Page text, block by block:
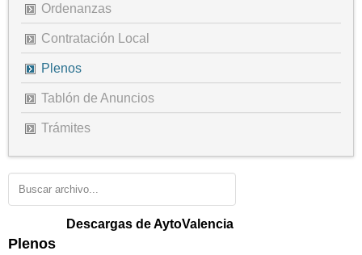
Ordenanzas
Contratación Local
Plenos
Tablón de Anuncios
Trámites
Descargas de AytoValencia
Plenos